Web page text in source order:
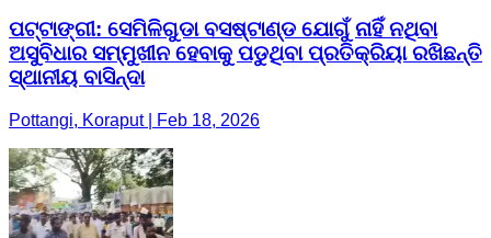
ପଟ୍ଟାଙ୍ଗୀ: ସେମିଳିଗୁଡା ବସଷ୍ଟାଣ୍ଡ ଯୋଗୁଁ ନାହିଁ ନଥିବା
ଅସୁବିଧାର ସମ୍ମୁଖୀନ ହେବାକୁ ପଡୁଥିବା ପ୍ରତିକ୍ରିୟା ରଖିଛନ୍ତି
ସ୍ଥାନୀୟ ବାସିନ୍ଦା
Pottangi, Koraput | Feb 18, 2026